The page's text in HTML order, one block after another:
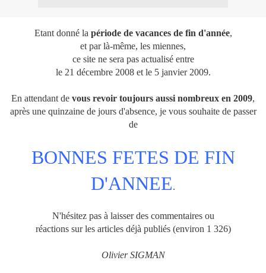
Etant donné la période de vacances de fin d'année,
et par là-même, les miennes,
ce site ne sera pas actualisé entre
le 21 décembre 2008 et le 5 janvier 2009.
En attendant de vous revoir toujours aussi nombreux en 2009,
après une quinzaine de jours d'absence, je vous souhaite de passer
de
BONNES FETES DE FIN
D'ANNEE.
N'hésitez pas à laisser des commentaires ou
réactions sur les articles déjà publiés (environ 1 326)
Olivier SIGMAN